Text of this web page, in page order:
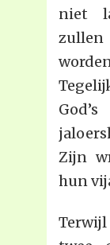
niet
zullen
Zijn
hun